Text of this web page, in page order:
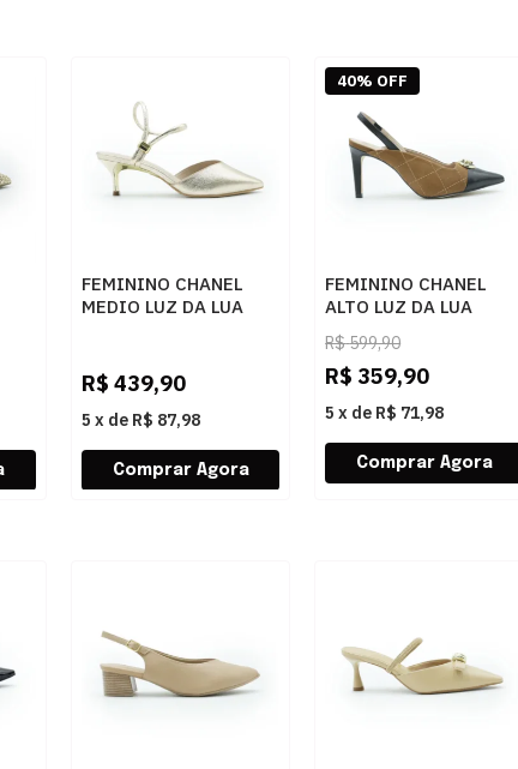
FEMININO CHANEL
MEDIO LUZ DA LUA
R$ 439,90
5 x de R$ 87,98
FEMININO CHANEL
ALTO LUZ DA LUA
R$599,90
R$ 359,90
5 x de R$ 71,98
40% OFF